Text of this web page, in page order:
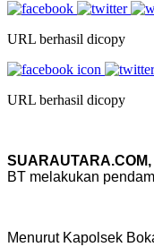
URL berhasil dicopy
URL berhasil dicopy
SUARAUTARA.COM,
BT melakukan
Menurut Kapolsek